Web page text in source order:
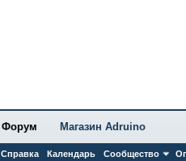
Форум
Справка Календарь Сообщество
Магазин Adruino